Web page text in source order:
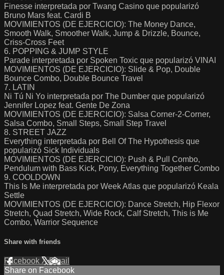
Finesse interpretada por Twang Casino que popularizó
Bruno Mars feat. Cardi B
MOVIMIENTOS (DE EJERCICIO): The Money Dance,
Smooth Walk, Smoother Walk, Jump & Drizzle, Bounce,
Criss-Cross Feet
6. POPPING & JUMP STYLE
Parade interpretada por Spoken Toxic que popularizó VINAI
MOVIMIENTOS (DE EJERCICIO): Slide & Pop, Double
Bounce Combo, Double Bounce Travel
7. LATIN
Ni Tú Ni Yo interpretada por The Dumber que popularizó
Jennifer Lopez feat. Gente De Zona
MOVIMIENTOS (DE EJERCICIO): Salsa Corner-2-Corner,
Salsa Combo, Small Steps, Small Step Travel
8. STREET JAZZ
Everything interpretada por Bell Of The Hypothesis que
popularizó Sick Individuals
MOVIMIENTOS (DE EJERCICIO): Push & Pull Combo,
Pendulum with Bass Kick, Pony, Everything Together Combo
9. COOLDOWN
This Is Me interpretada por Week Atlas que popularizó Keala
Settle
MOVIMIENTOS (DE EJERCICIO): Dance Stretch, Hip Flexor
Stretch, Quad Stretch, Wide Rock, Calf Stretch, This is Me
Combo, Warrior Sequence
Share with friends
Facebook XEmail
Share on Facebook